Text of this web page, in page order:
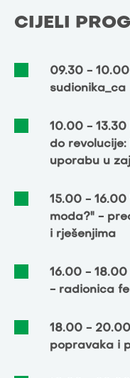
CIJELI
09.30 -
sudionika_ca
10.00 -
do
uporabu u
15.00 -
moda?" -
i rješenjima
16.00 -
- radionica
18.00 -
popravaka i